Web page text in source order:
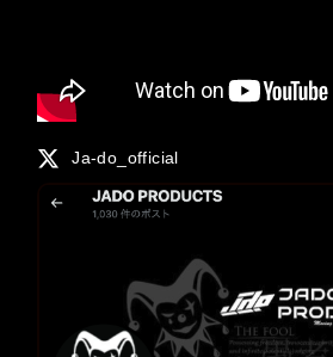
Ja-do_official